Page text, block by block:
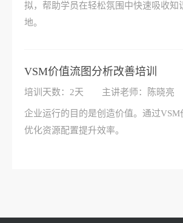
拟，帮助学员在轻松氛围中快速吸收
地。
VSM价值流图分析改善培训
培训天数：2天 主讲老师：陈晓亮
企业运行的目的是创造价值。通过
优化资源配置提升效率。